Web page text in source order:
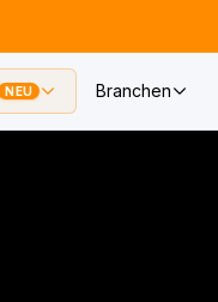
NEU Branchen